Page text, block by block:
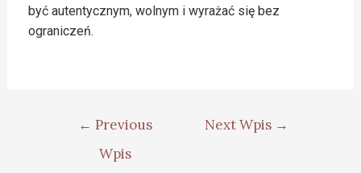
być autentycznym, wolnym i wyrażać się bez
ograniczeń.
← Previous
Wpis
Next Wpis →